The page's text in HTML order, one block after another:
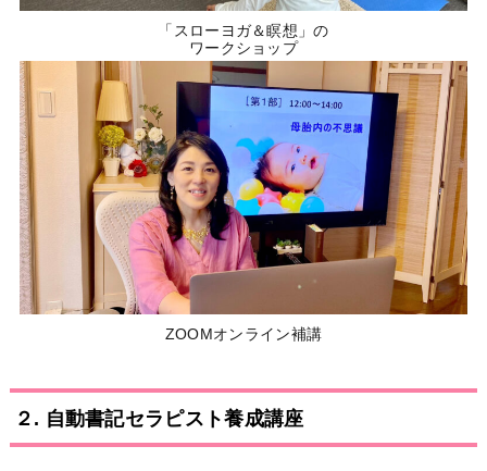
「スローヨガ＆瞑想」の
ワークショップ
ZOOMオンライン補講
２. 自動書記セラピスト養成講座